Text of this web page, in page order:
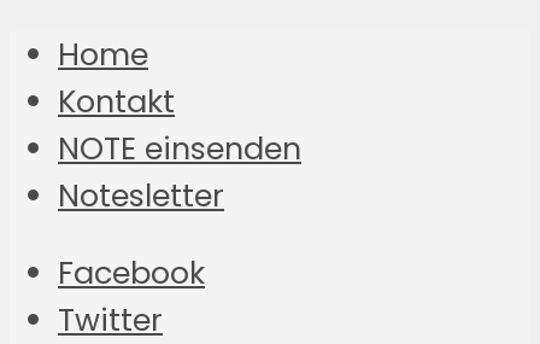
Home
Kontakt
NOTE einsenden
Notesletter
Facebook
Twitter